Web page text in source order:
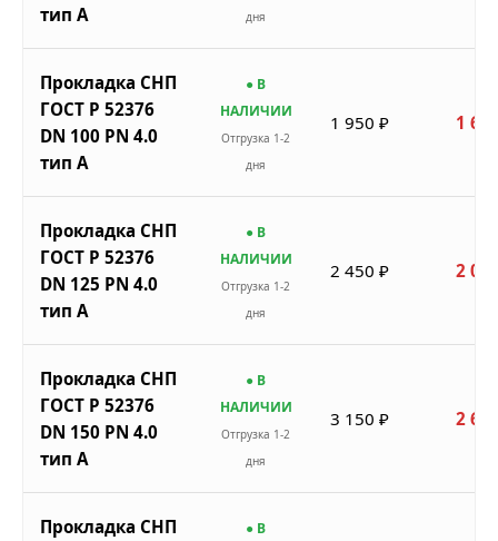
тип A
дня
Прокладка СНП
ГОСТ Р 52376
DN 100 PN 4.0
тип A
● В
НАЛИЧИИ
Отгрузка 1-2
дня
1 950 ₽ 1
Прокладка СНП
ГОСТ Р 52376
DN 125 PN 4.0
тип A
● В
НАЛИЧИИ
Отгрузка 1-2
дня
2 450 ₽ 2
Прокладка СНП
ГОСТ Р 52376
DN 150 PN 4.0
тип A
● В
НАЛИЧИИ
Отгрузка 1-2
дня
3 150 ₽ 2
Прокладка СНП
● В